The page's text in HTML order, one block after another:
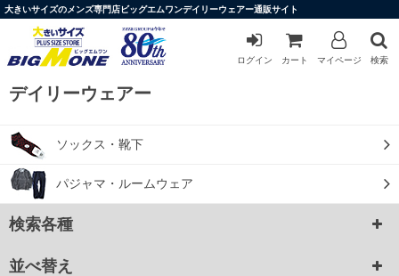
大きいサイズのメンズ専門店ビッグエムワンデイリーウェアー通販サイト
ログイン カート マイページ 検索
デイリーウェアー
ソックス・靴下
パジャマ・ルームウェア
検索各種
並べ替え